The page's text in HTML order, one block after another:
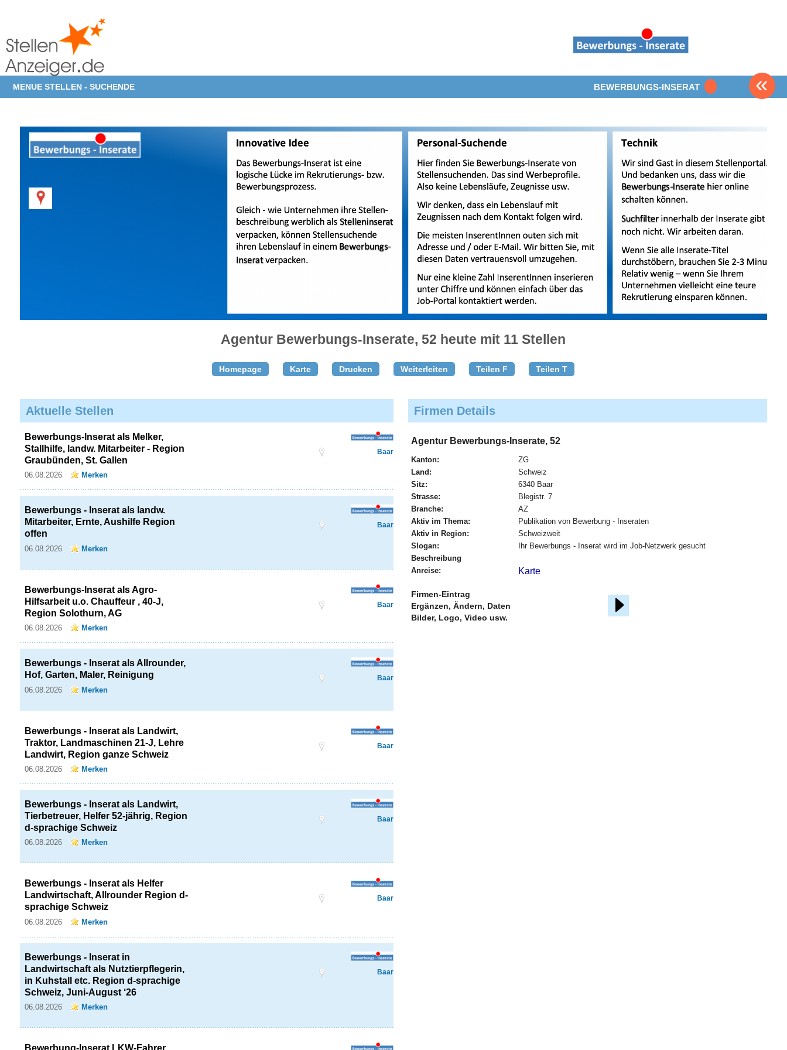
MENUE STELLEN - SUCHENDE BEWERBUNGS-INSERAT «
Agentur Bewerbungs-Inserate, 52 heute mit 11 Stellen
Homepage Karte Drucken Weiterleiten Teilen F Teilen T
Aktuelle Stellen
Bewerbungs-Inserat als Melker,
Stallhilfe, landw. Mitarbeiter - Region
Graubünden, St. Gallen
06.08.2026 Merken
Baar
Bewerbungs - Inserat als landw.
Mitarbeiter, Ernte, Aushilfe Region
offen
06.08.2026 Merken
Baar
Bewerbungs-Inserat als Agro-
Hilfsarbeit u.o. Chauffeur , 40-J,
Region Solothurn, AG
06.08.2026 Merken
Baar
Bewerbungs - Inserat als Allrounder,
Hof, Garten, Maler, Reinigung
06.08.2026 Merken
Baar
Bewerbungs - Inserat als Landwirt,
Traktor, Landmaschinen 21-J, Lehre
Landwirt, Region ganze Schweiz
06.08.2026 Merken
Baar
Bewerbungs - Inserat als Landwirt,
Tierbetreuer, Helfer 52-jährig, Region
d-sprachige Schweiz
06.08.2026 Merken
Baar
Bewerbungs - Inserat als Helfer
Landwirtschaft, Allrounder Region d-
sprachige Schweiz
06.08.2026 Merken
Baar
Bewerbungs - Inserat in
Landwirtschaft als Nutztierpflegerin,
in Kuhstall etc. Region d-sprachige
Schweiz, Juni-August ‘26
06.08.2026 Merken
Baar
Firmen Details
Agentur Bewerbungs-Inserate, 52
Kanton:
ZG
Land:
Schweiz
Sitz:
6340 Baar
Strasse:
Blegistr. 7
Branche:
AZ
Aktiv im Thema:
Publikation von Bewerbung - Inseraten
Aktiv in Region:
Schweizweit
Slogan:
Ihr Bewerbungs - Inserat wird im Job-Netzwerk gesucht
Beschreibung
Anreise:
Karte
Firmen-Eintrag
Ergänzen, Ändern, Daten
Bilder, Logo, Video usw.